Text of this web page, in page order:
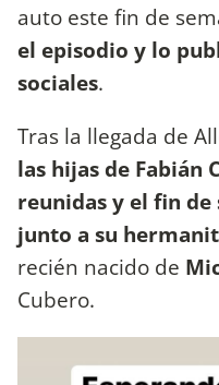
auto este fin de
el episodio y lo
sociales.
Tras la llegada de
las hijas de Fabián
reunidas y el fin de
junto a su
recién nacido de
Cubero.